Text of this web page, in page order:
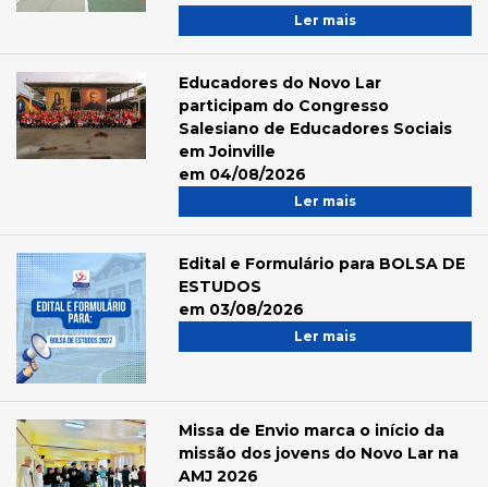
Ler mais
Educadores do Novo Lar
participam do Congresso
Salesiano de Educadores Sociais
em Joinville
em 04/08/2026
Ler mais
Edital e Formulário para BOLSA DE
ESTUDOS
em 03/08/2026
Ler mais
Missa de Envio marca o início da
missão dos jovens do Novo Lar na
AMJ 2026